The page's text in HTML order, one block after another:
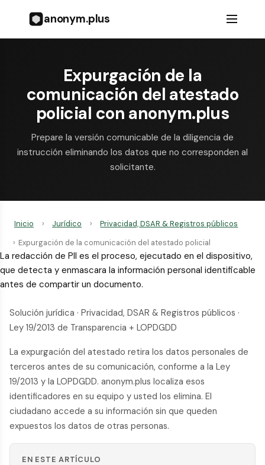
anonym.plus
Expurgación de la
comunicación del atestado
policial con anonym.plus
Prepare la versión comunicable de la diligencia de
instrucción eliminando los datos que no corresponden al
solicitante.
Inicio › Jurídico ›
Privacidad, DSAR & Registros públicos
› Expurgación de la comunicación del atestado policial
La redacción de PII es el proceso, ejecutado en el dispositivo,
que detecta y enmascara la información personal identificable
antes de compartir un documento.
Solución jurídica · Privacidad, DSAR & Registros públicos ·
Ley 19/2013 de Transparencia + LOPDGDD
La expurgación del atestado retira los datos personales de
terceros antes de su comunicación, conforme a la Ley
19/2013 y la LOPDGDD. anonym.plus localiza esos
identificadores en su equipo y usted los elimina. El
ciudadano accede a su información sin que queden
expuestos los datos de otras personas.
EN ESTE ARTÍCULO